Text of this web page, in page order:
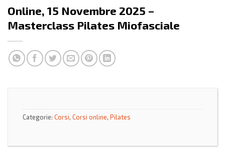
Online, 15 Novembre 2025 –
Masterclass Pilates Miofasciale
Categorie: Corsi, Corsi online, Pilates